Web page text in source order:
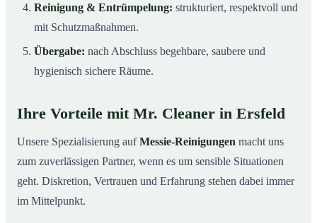
Reinigung & Entrümpelung: strukturiert, respektvoll und
mit Schutzmaßnahmen.
Übergabe: nach Abschluss begehbare, saubere und
hygienisch sichere Räume.
Ihre Vorteile mit Mr. Cleaner in Ersfeld
Unsere Spezialisierung aufMessie-Reinigungen macht uns
zum zuverlässigen Partner, wenn es um sensible Situationen
geht. Diskretion, Vertrauen und Erfahrung stehen dabei immer
im Mittelpunkt.